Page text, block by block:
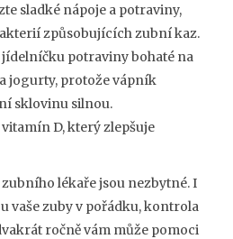
sladké nápoje a potraviny,
způsobujících zubní kaz.
jídelníčku potraviny bohaté na
jogurty, protože vápník
sklovinu silnou.
D, který zlepšuje
lékaře jsou nezbytné. I
vaše zuby v pořádku, kontrola
ročně vám může pomoci